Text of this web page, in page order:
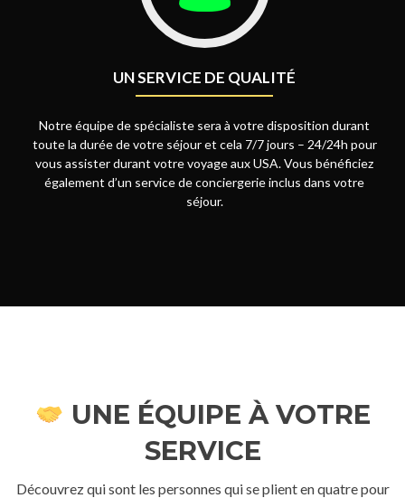
UN SERVICE DE QUALITÉ
Notre équipe de spécialiste sera à votre disposition durant
toute la durée de votre séjour et cela 7/7 jours – 24/24h pour
vous assister durant votre voyage aux USA. Vous bénéficiez
également d’un service de conciergerie inclus dans votre
séjour.
UNE ÉQUIPE À VOTRE
SERVICE
Découvrez qui sont les personnes qui se plient en quatre pour